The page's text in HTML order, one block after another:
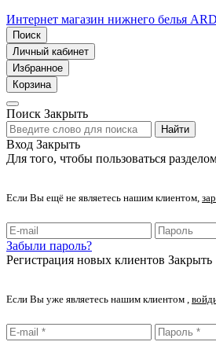
Интернет магазин нижнего белья
Поиск
Личный кабинет
Избранное
Корзина
Поиск Закрыть
Найти
Вход Закрыть
Для того, чтобы пользоваться
Если Вы ещё не являетесь нашим клиентом,
Забыли пароль?
Регистрация новых клиентов Закрыть
Если Вы уже являетесь нашим клиентом ,